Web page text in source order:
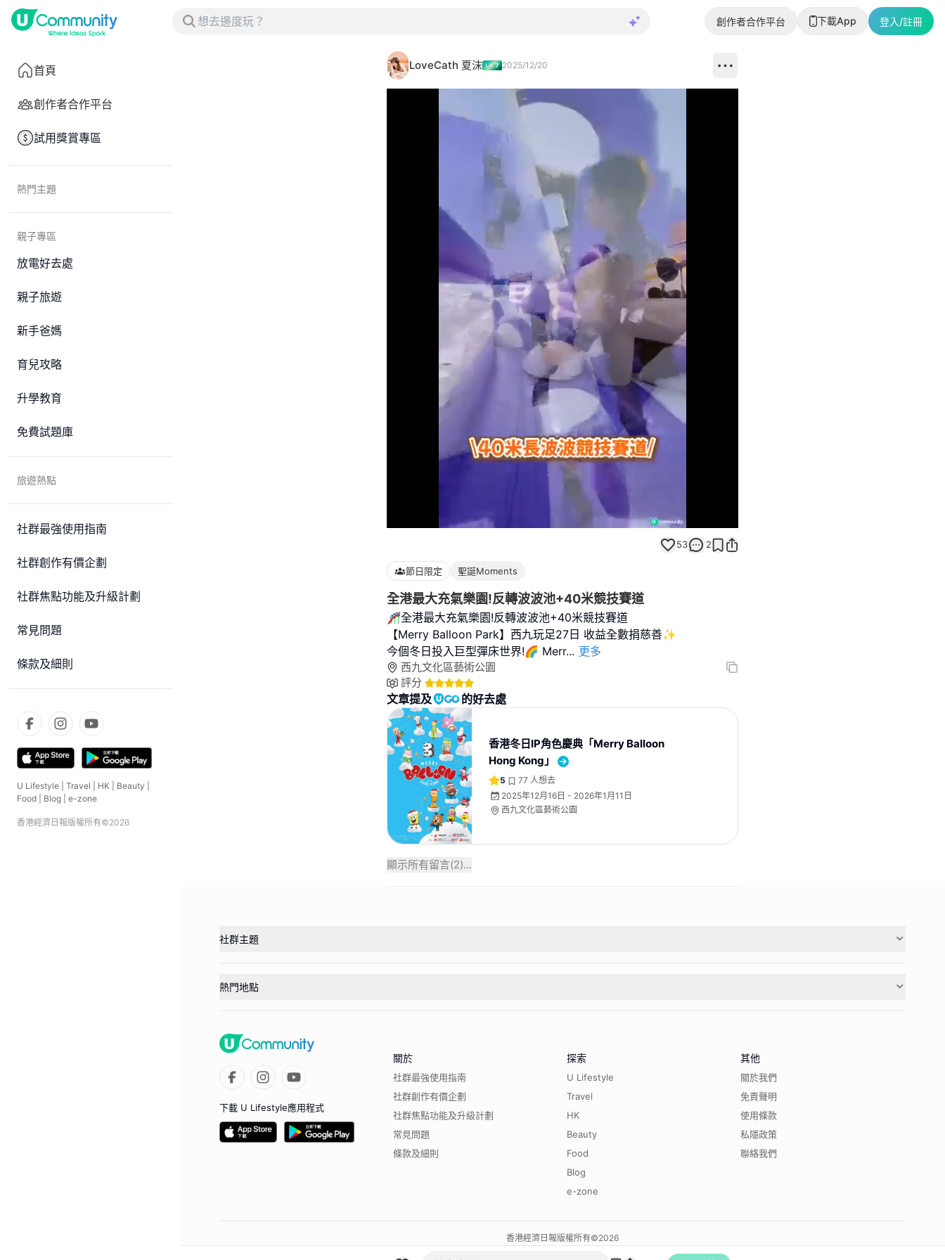
創作者合作平台 下載App 登入/註冊
首頁
創作者合作平台
試用獎賞專區
熱門主題
親子專區
放電好去處
親子旅遊
新手爸媽
育兒攻略
升學教育
免費試題庫
旅遊熱點
社群最強使用指南
社群創作有價企劃
社群焦點功能及升級計劃
常見問題
條款及細則
U Lifestyle Travel HK Beauty
Food
Blog e-zone
香港經濟日報版權所有©2026
LoveCath 夏沫 2025/12/20
100.00%
53 2
節日限定 聖誕Moments
全港最大充氣樂園!反轉波波池+40米競技賽道
🎢全港最大充氣樂園!反轉波波池+40米競技賽道
【Merry Balloon Park】西九玩足27日 收益全數捐慈善✨
今個冬日投入巨型彈床世界!🌈 Merr... 更多
西九文化區藝術公園
評分
文章提及 的好去處
香港冬日IP角色慶典「⁠Merry Balloon
Hong Kong」
5 77 人想去
2025年12月16日 - 2026年1月11日
西九文化區藝術公園
顯示所有留言(2)...
社群主題
熱門地點
下載 U Lifestyle應用程式
關於
社群最強使用指南
社群創作有價企劃
社群焦點功能及升級計劃
常見問題
條款及細則
探索
U Lifestyle
Travel
HK
Beauty
Food
Blog
e-zone
其他
關於我們
免責聲明
使用條款
私隱政策
聯絡我們
香港經濟日報版權所有©2026